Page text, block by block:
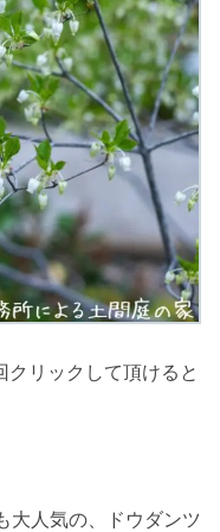
クリックして頂けると
大人気の、ドウダンツ